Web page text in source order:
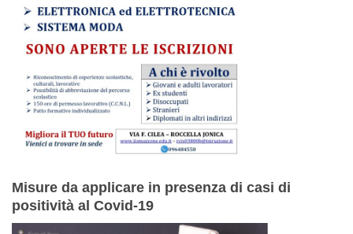
Misure da applicare in presenza di casi di
positività al Covid-19